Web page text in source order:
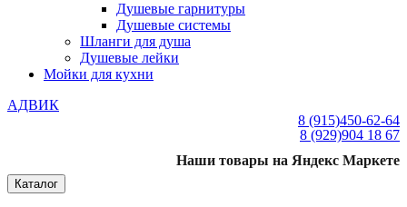
Душевые гарнитуры
Душевые системы
Шланги для душа
Душевые лейки
Мойки для кухни
АДВИК
8 (915)450-62-64
8 (929)904 18 67
Наши товары на Яндекс Маркете
Каталог